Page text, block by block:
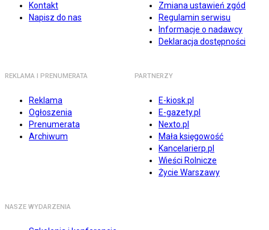
Kontakt
Napisz do nas
Zmiana ustawień zgód
Regulamin serwisu
Informacje o nadawcy
Deklaracja dostępności
REKLAMA I PRENUMERATA
Reklama
Ogłoszenia
Prenumerata
Archiwum
PARTNERZY
E-kiosk.pl
E-gazety.pl
Nexto.pl
Mała księgowość
Kancelarierp.pl
Wieści Rolnicze
Życie Warszawy
NASZE WYDARZENIA